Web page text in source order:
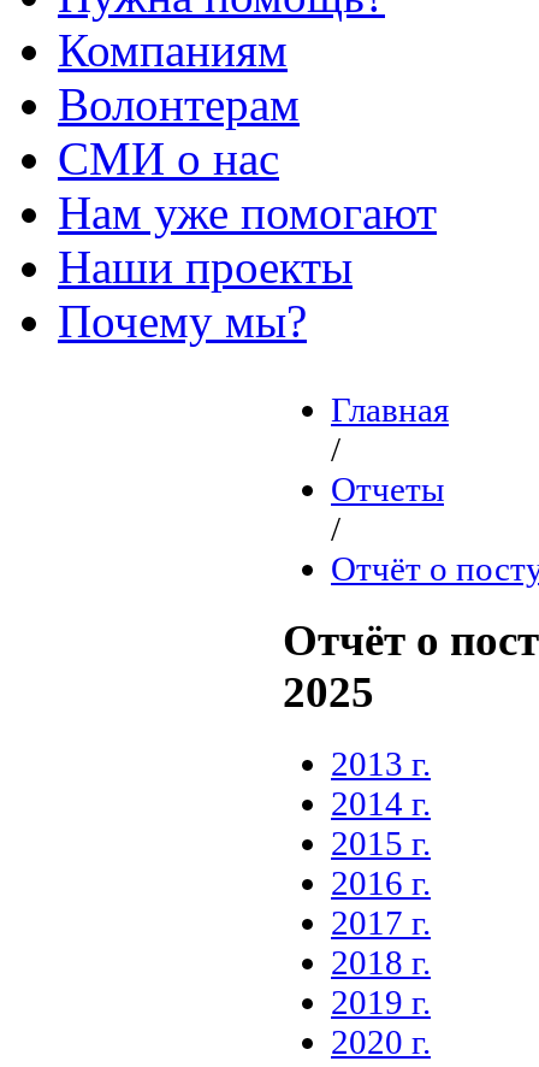
Компаниям
Волонтерам
СМИ о нас
Нам уже помогают
Наши проекты
Почему мы?
Главная
/
Отчеты
/
Отчёт о
Отчёт о
2025
2013 г.
2014 г.
2015 г.
2016 г.
2017 г.
2018 г.
2019 г.
2020 г.